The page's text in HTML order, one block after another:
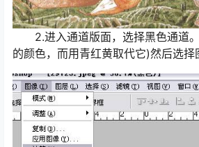
2.进入通道版面，选择黑色通道
的颜色，而用青红黄取代它)然后选